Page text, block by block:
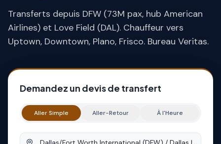
Transferts depuis DFW (73M pax, hub American
Airlines) et Love Field (DAL). Chauffeur vers
Uptown, Downtown, Plano, Frisco. Bureau Veritas.
Demandez un devis de transfert
Aller Simple Aller-Retour À l'Heure
Origine